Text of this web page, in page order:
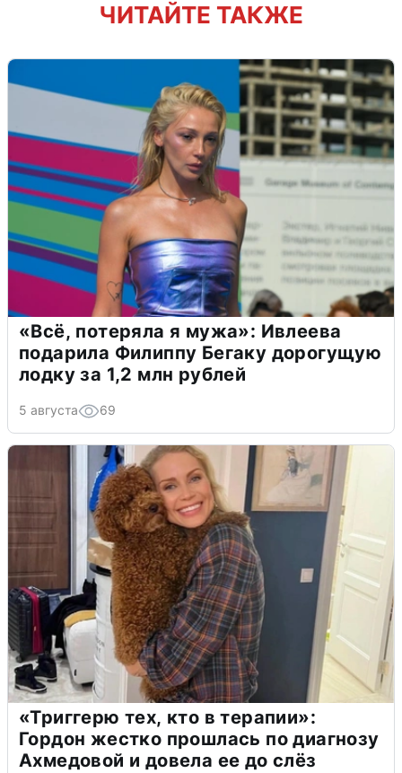
ЧИТАЙТЕ ТАКЖЕ
«Всё, потеряла я мужа»: Ивлеева
подарила Филиппу Бегаку дорогущую
лодку за 1,2 млн рублей
5 августа 69
«Триггерю тех, кто в терапии»:
Гордон жестко прошлась по диагнозу
Ахмедовой и довела ее до слёз